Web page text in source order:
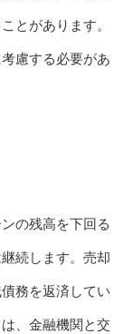
とがあります。
慮する必要があ
の残高を下回る
続します。売却
務を返済してい
、金融機関と交